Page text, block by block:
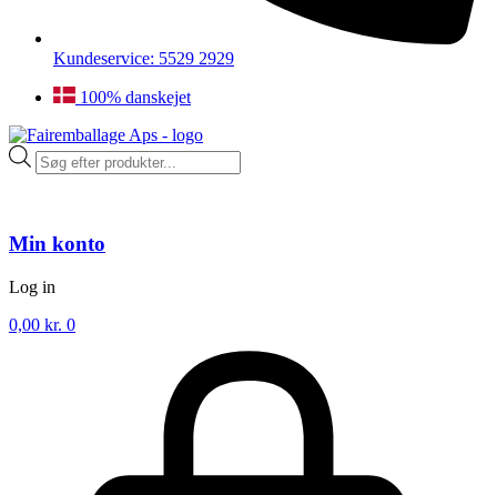
Kundeservice: 5529 2929
100% danskejet
Products
search
Min konto
Log in
0,00 kr. 0